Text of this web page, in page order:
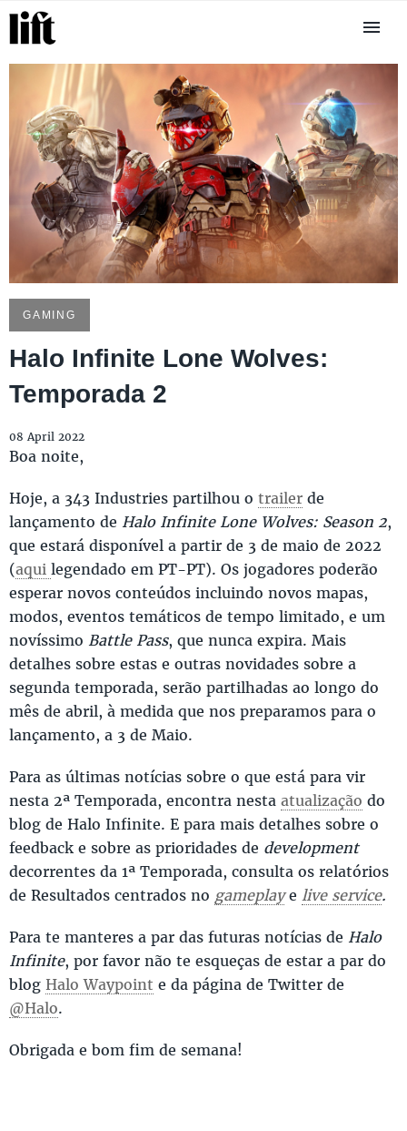
GAMING
Halo Infinite Lone Wolves:
Temporada 2
08 April 2022
Boa noite,
Hoje, a 343 Industries partilhou o trailer de
lançamento de Halo Infinite Lone Wolves: Season 2,
que estará disponível a partir de 3 de maio de 2022
(aqui legendado em PT-PT). Os jogadores poderão
esperar novos conteúdos incluindo novos mapas,
modos, eventos temáticos de tempo limitado, e um
novíssimo Battle Pass, que nunca expira. Mais
detalhes sobre estas e outras novidades sobre a
segunda temporada, serão partilhadas ao longo do
mês de abril, à medida que nos preparamos para o
lançamento, a 3 de Maio.
Para as últimas notícias sobre o que está para vir
nesta 2ª Temporada, encontra nesta atualização do
blog de Halo Infinite. E para mais detalhes sobre o
feedback e sobre as prioridades de development
decorrentes da 1ª Temporada, consulta os relatórios
de Resultados centrados no gameplay e live service.
Para te manteres a par das futuras notícias de Halo
Infinite, por favor não te esqueças de estar a par do
blog Halo Waypoint e da página de Twitter de
@Halo.
Obrigada e bom fim de semana!